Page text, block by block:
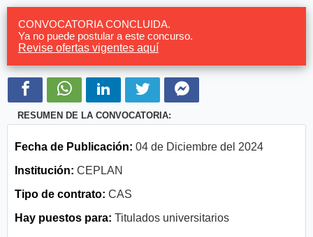
CONVOCATORIA CONCLUIDA.
Ya no puede postular a este concurso.
Revise ofertas vigentes aquí
RESUMEN DE LA CONVOCATORIA:
Fecha de Publicación: 04 de Diciembre del 2024
Institución: CEPLAN
Tipo de contrato: CAS
Hay puestos para: Titulados universitarios